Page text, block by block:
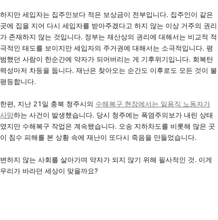
하지만 세입자는 집주인보다 적은 보상금이 전부입니다. 집주인이 같은
곳에 집을 지어 다시 세입자를 받아주겠다고 하지 않는 이상 거주의 권리
가 존재하지 않는 것입니다. 정부는 재산상의 권리에 대해서는 비교적 적
극적인 태도를 보이지만 세입자의 주거권에 대해서는 소극적입니다. 평
범했던 사람이 한순간에 약자가 되어버리는 게 기후위기입니다. 회복탄
력성마저 차등을 둡니다. 재난은 찾아오는 순간도 이후로도 모든 것이 불
평등합니다.
한편, 지난 21일 충북 청주시의 수해복구 현장에서는 일용직 노동자가
사망하는 사건이 발생했습니다. 당시 청주에는 폭염주의보가 내린 상태
였지만 수해복구 작업은 계속됐습니다. 오송 지하차도를 비롯해 많은 곳
이 침수 피해를 본 상황 속에 재난이 또다시 죽음을 만들었습니다.
변하지 않는 사회를 살아가며 약자가 되지 않기 위해 필사적인 것. 이게
우리가 바라던 세상이 맞을까요?